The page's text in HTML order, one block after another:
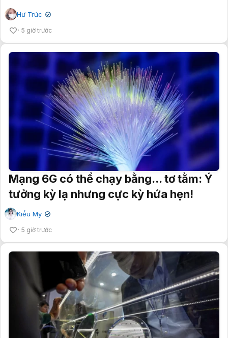
Hư Trúc ✔
5 giờ trước
Mạng 6G có thể chạy bằng... tơ tằm: Ý
tưởng kỳ lạ nhưng cực kỳ hứa hẹn!
Kiều My ✔
5 giờ trước